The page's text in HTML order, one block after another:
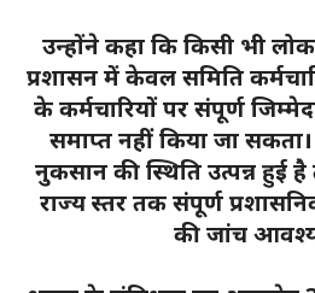
उन्होंने कहा कि किसी भी
प्रशासन में केवल समिति
के कर्मचारियों पर संपूर्ण
समाप्त नहीं किया जा
नुकसान की स्थिति उत्पन्न हुई
राज्य स्तर तक संपूर्ण
की जांच